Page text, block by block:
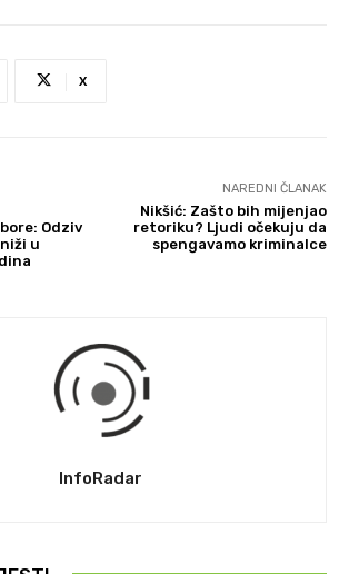
X
Odziv
u
NAREDNI ČLANAK
Nikšić: Zašto bih mijenjao
retoriku? Ljudi očekuju da
spengavamo kriminalce
InfoRadar